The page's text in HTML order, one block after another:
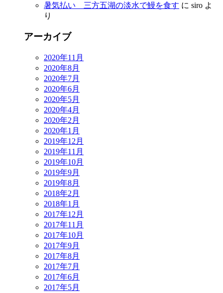
暑気払い 三方五湖の淡水で鰻を食す に siro よ
り
アーカイブ
2020年11月
2020年8月
2020年7月
2020年6月
2020年5月
2020年4月
2020年2月
2020年1月
2019年12月
2019年11月
2019年10月
2019年9月
2019年8月
2018年2月
2018年1月
2017年12月
2017年11月
2017年10月
2017年9月
2017年8月
2017年7月
2017年6月
2017年5月